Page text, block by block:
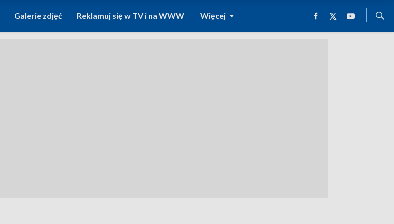
Galerie zdjęć Reklamuj się w TV i na WWW Więcej